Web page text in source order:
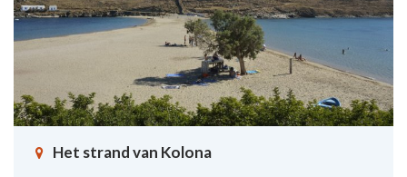
Het strand van Kolona